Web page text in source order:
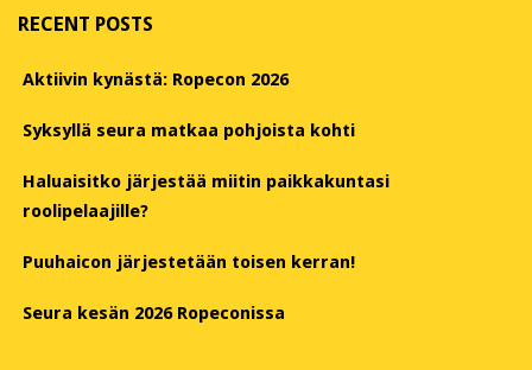
RECENT POSTS
Aktiivin kynästä: Ropecon 2026
Syksyllä seura matkaa pohjoista kohti
Haluaisitko järjestää miitin paikkakuntasi
roolipelaajille?
Puuhaicon järjestetään toisen kerran!
Seura kesän 2026 Ropeconissa